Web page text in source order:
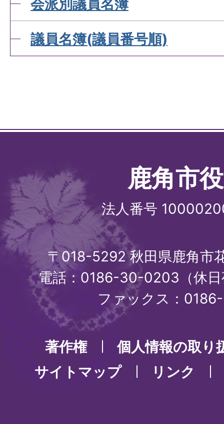
会派別議員名簿
議員名簿(議員番号順)
鹿角市
法人番号
〒018-5292 秋田県鹿角市
電話：0186-30-0203（休
ファックス：
著作権
個人情報の取り
サイトマップ
リンク